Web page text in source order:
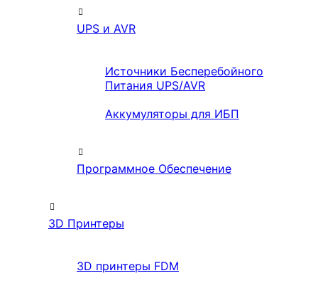
UPS и AVR
Источники Бесперебойного
Питания UPS/AVR
Аккумуляторы для ИБП
Программное Обеспечение
3D Принтеры
3D принтеры FDM